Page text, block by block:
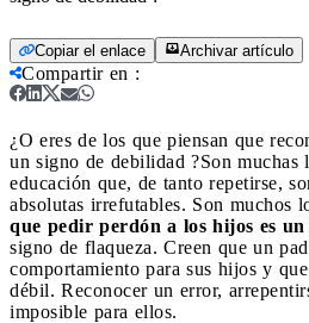
Copiar el enlace Archivar artículo
Compartir en :
¿O eres de los que piensan que
un signo de debilidad ?Son muchas
educación que, de tanto repetirse,
absolutas irrefutables. Son muchos
que pedir perdón a los hijos es
signo de flaqueza. Creen que un
comportamiento para sus hijos y
débil. Reconocer un error,
imposible para ellos.